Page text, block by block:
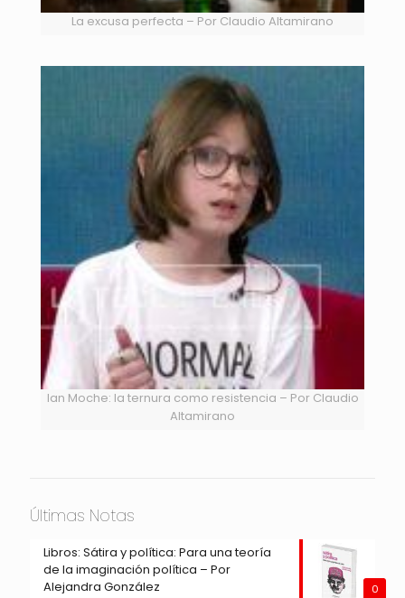
La excusa perfecta – Por Claudio Altamirano
Ian Moche: la ternura como resistencia – Por Claudio
Altamirano
Últimas Notas
0
Libros: Sátira y política: Para una teoría
de la imaginación política – Por
Alejandra González